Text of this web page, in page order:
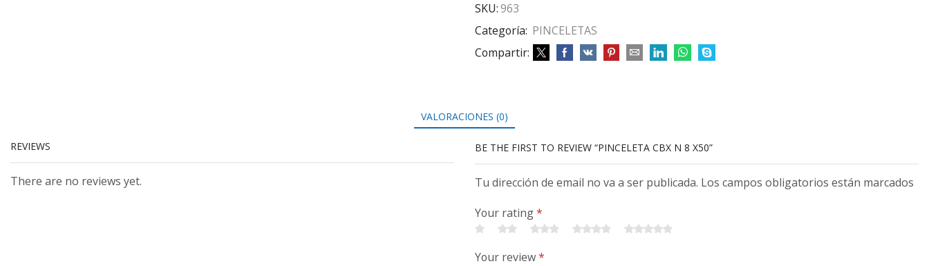
SKU:963
Categoría: PINCELETAS
Compartir:
VALORACIONES (0)
REVIEWS
There are no reviews yet.
BE THE FIRST TO REVIEW “PINCELETA CBX N 8 X50”
Tu dirección de email no va a ser publicada. Los campos obligatorios están marcados
Your rating*
Your review*